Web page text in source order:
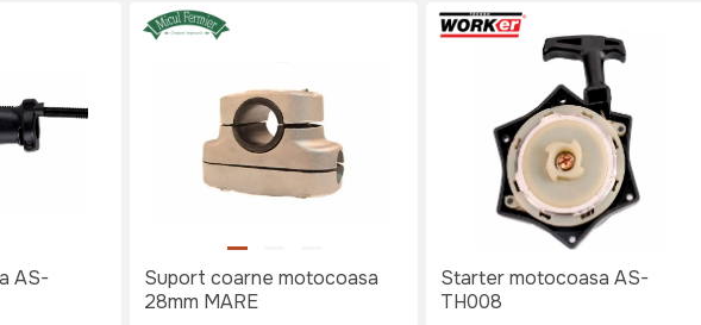
AS-
Suport coarne motocoasa
28mm MARE
Starter motocoasa AS-
TH008